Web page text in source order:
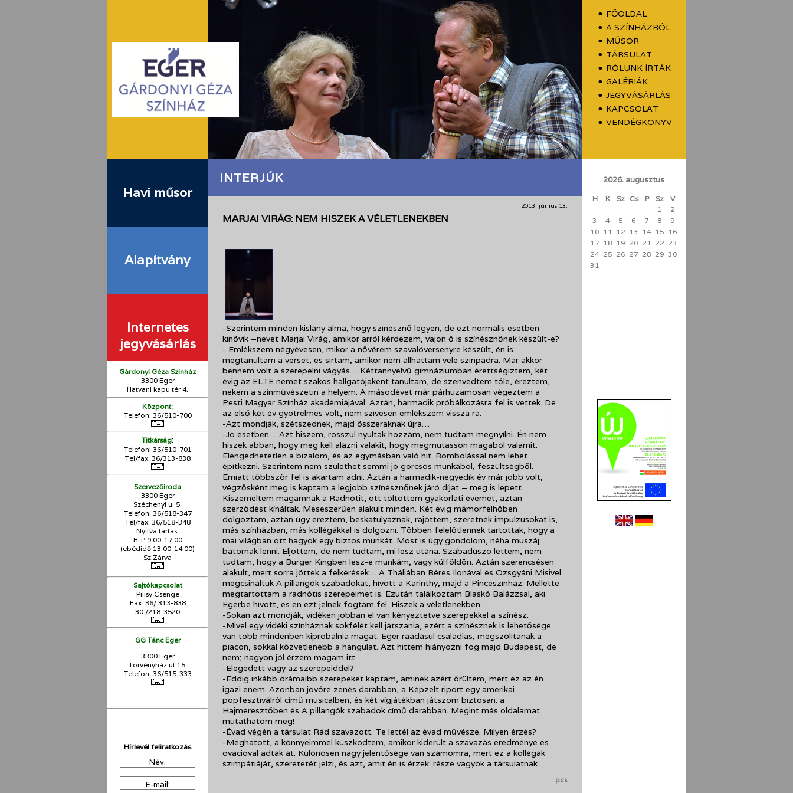
FŐOLDAL
A SZÍNHÁZRÓL
MŰSOR
TÁRSULAT
RÓLUNK ÍRTÁK
GALÉRIÁK
JEGYVÁSÁRLÁS
KAPCSOLAT
VENDÉGKÖNYV
Havi műsor
Alapítvány
Internetes
jegyvásárlás
Gárdonyi Géza Színház
3300 Eger
Hatvani kapu tér 4.
Központ:
Telefon: 36/510-700
Titkárság:
Telefon: 36/510-701
Tel/fax: 36/313-838
Szervezőiroda
3300 Eger
Széchenyi u. 5.
Telefon: 36/518-347
Tel/fax: 36/518-348
Nyitva tartás:
H-P:9.00-17.00
(ebédidő 13.00-14.00)
Sz:Zárva
Sajtókapcsolat
Pilisy Csenge
Fax: 36/ 313-838
30 /218-3520
GG Tánc Eger
3300 Eger
Törvényház út 15.
Telefon: 36/515-333
Hírlevél feliratkozás
Név:
E-mail:
INTERJÚK
2013. június 13.
MARJAI VIRÁG: NEM HISZEK A VÉLETLENEKBEN
-Szerintem minden kislány álma, hogy színésznő legyen, de ezt normális esetben
kinövik –nevet Marjai Virág, amikor arról kérdezem, vajon ő is színésznőnek készült-e?
- Emlékszem négyévesen, mikor a nővérem szavalóversenyre készült, én is
megtanultam a verset, és sírtam, amikor nem állhattam vele színpadra. Már akkor
bennem volt a szerepelni vágyás… Kéttannyelvű gimnáziumban érettségiztem, két
évig az ELTE német szakos hallgatójaként tanultam, de szenvedtem tőle, éreztem,
nekem a színművészetin a helyem. A másodévet már párhuzamosan végeztem a
Pesti Magyar Színház akadémiájával. Aztán, harmadik próbálkozásra fel is vettek. De
az első két év gyötrelmes volt, nem szívesen emlékszem vissza rá.
-Azt mondják, szétszednek, majd összeraknak újra…
-Jó esetben… Azt hiszem, rosszul nyúltak hozzám, nem tudtam megnyílni. Én nem
hiszek abban, hogy meg kell alázni valakit, hogy megmutasson magából valamit.
Elengedhetetlen a bizalom, és az egymásban való hit. Rombolással nem lehet
építkezni. Szerintem nem születhet semmi jó görcsös munkából, feszültségből.
Emiatt többször fel is akartam adni. Aztán a harmadik-negyedik év már jobb volt,
végzősként meg is kaptam a legjobb színésznőnek járó díjat – meg is lepett.
Kiszemeltem magamnak a Radnótit, ott töltöttem gyakorlati évemet, aztán
szerződést kínáltak. Meseszerűen alakult minden. Két évig mámorfelhőben
dolgoztam, aztán úgy éreztem, beskatulyáznak, rájöttem, szeretnék impulzusokat is,
más színházban, más kollégákkal is dolgozni. Többen felelőtlennek tartottak, hogy a
mai világban ott hagyok egy biztos munkát. Most is úgy gondolom, néha muszáj
bátornak lenni. Eljöttem, de nem tudtam, mi lesz utána. Szabadúszó lettem, nem
tudtam, hogy a Burger Kingben lesz-e munkám, vagy külföldön. Aztán szerencsésen
alakult, mert sorra jöttek a felkérések… A Tháliában Béres Ilonával és Ozsgyáni Misivel
megcsináltuk A pillangók szabadokat, hívott a Karinthy, majd a Pinceszínház. Mellette
megtartottam a radnótis szerepeimet is. Ezután találkoztam Blaskó Balázzsal, aki
Egerbe hívott, és én ezt jelnek fogtam fel. Hiszek a véletlenekben…
-Sokan azt mondják, vidéken jobban el van kényeztetve szerepekkel a színész.
-Mivel egy vidéki színháznak sokfélét kell játszania, ezért a színésznek is lehetősége
van több mindenben kipróbálnia magát. Eger ráadásul családias, megszólítanak a
piacon, sokkal közvetlenebb a hangulat. Azt hittem hiányozni fog majd Budapest, de
nem; nagyon jól érzem magam itt.
-Elégedett vagy az szerepeiddel?
-Eddig inkább drámaibb szerepeket kaptam, aminek azért örültem, mert ez az én
igazi énem. Azonban jövőre zenés darabban, a Képzelt riport egy amerikai
popfesztiválról című musicalben, és két vígjátékban játszom biztosan: a
Hajmeresztőben és A pillangók szabadok című darabban. Megint más oldalamat
mutathatom meg!
-Évad végén a társulat Rád szavazott. Te lettél az évad művésze. Milyen érzés?
-Meghatott, a könnyeimmel küszködtem, amikor kiderült a szavazás eredménye és
ovációval adták át. Különösen nagy jelentősége van számomra, mert ez a kollégák
szimpátiáját, szeretetét jelzi, és azt, amit én is érzek: része vagyok a társulatnak.
pcs
2026. augusztus
H K Sz Cs P Sz
V
1
2
3
4 5 6 7 8
9
10 11 12 13 14 15 16
17 18 19 20 21 22 23
24 25 26 27 28 29 30
31